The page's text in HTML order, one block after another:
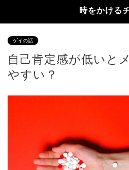
時をかける
ゲイの話
自己肯定感が低いと
やすい？